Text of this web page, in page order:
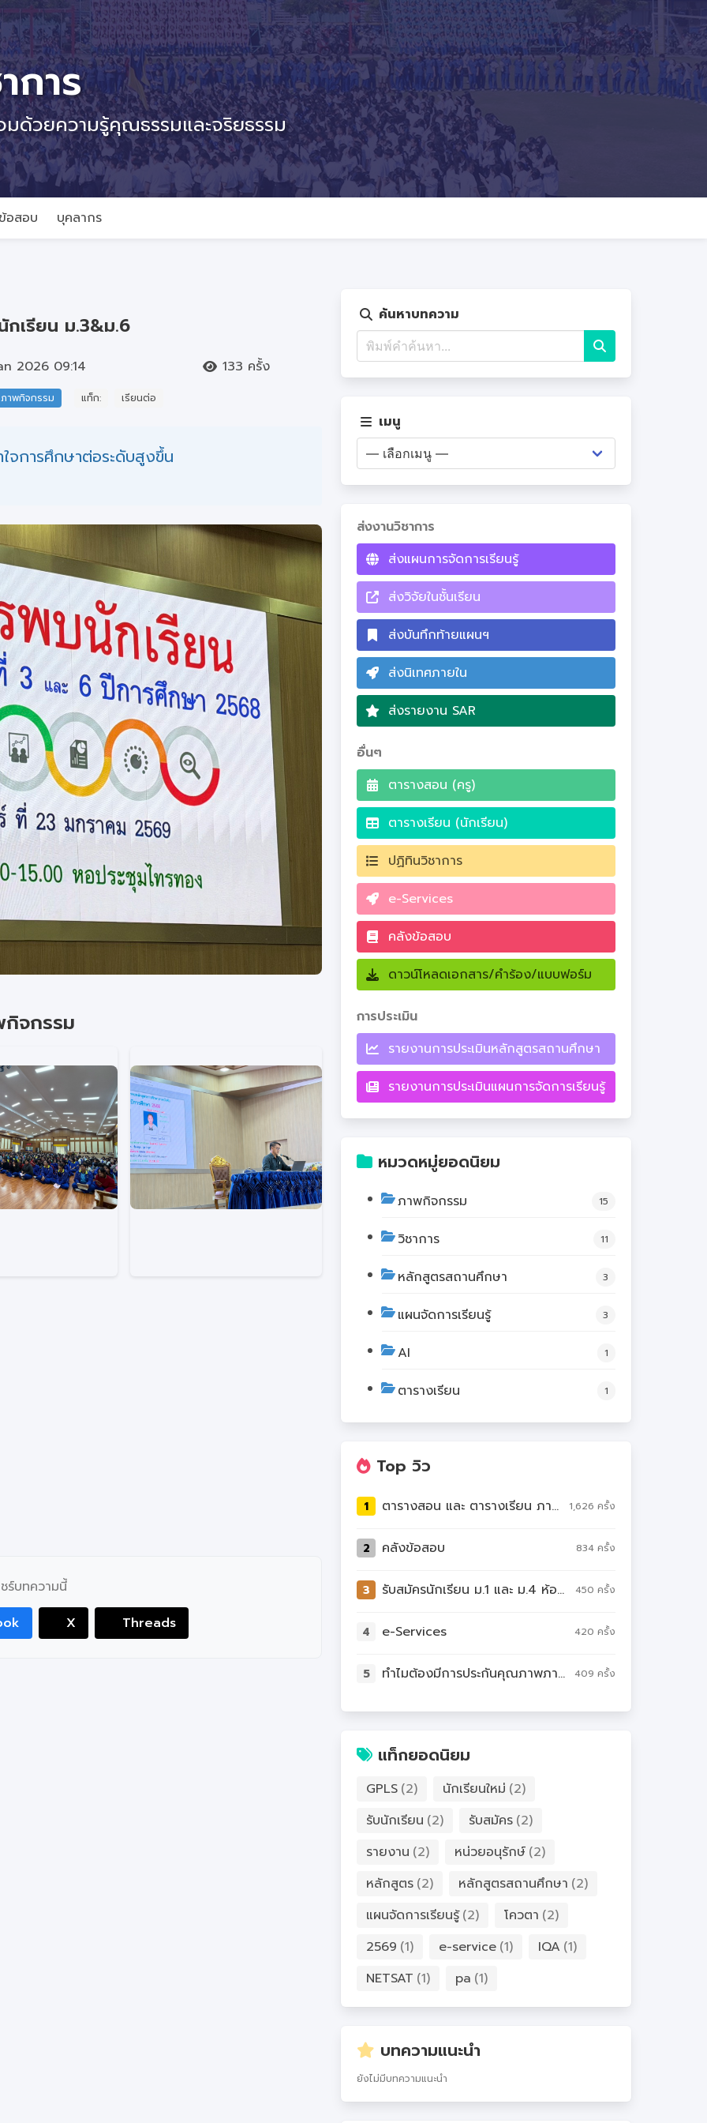
การ
ด้วยความรู้คุณธรรมและจริยธรรม
อสอบ บุคลากร
กเรียน ม.3&ม.6
2026 09:14 133 ครั้ง
ภาพกิจกรรม แท็ก: เรียนต่อ
จการศึกษาต่อระดับสูงขึ้น
จกรรม
ร์บทความนี้
X Threads
ค้นหาบทความ
เมนู
ส่งงานวิชาการ
ส่งแผนการจัดการเรียนรู้
ส่งวิจัยในชั้นเรียน
ส่งบันทึกท้ายแผนฯ
ส่งนิเทศภายใน
ส่งรายงาน SAR
อื่นๆ
ตารางสอน (ครู)
ตารางเรียน (นักเรียน)
ปฏิทินวิชาการ
e-Services
คลังข้อสอบ
ดาวน์โหลดเอกสาร/คำร้อง/แบบฟอร์ม
การประเมิน
รายงานการประเมินหลักสูตรสถานศึกษา
รายงานการประเมินแผนการจัดการเรียนรู้
หมวดหมู่ยอดนิยม
ภาพกิจกรรม 15
วิชาการ 11
หลักสูตรสถานศึกษา 3
แผนจัดการเรียนรู้ 3
AI 1
ตารางเรียน 1
Top วิว
1 ตารางสอน และ ตารางเรียน ภาคเรียนที่ 1 ปีการศึกษา 2569 1,626 ครั้ง
2 คลังข้อสอบ 834 ครั้ง
3 รับสมัครนักเรียน ม.1 และ ม.4 ห้องเรียนพิเศษ ปีการศึกษา 2569 450 ครั้ง
4 e-Services 420 ครั้ง
5 ทำไมต้องมีการประกันคุณภาพภายในสถานศึกษา? 409 ครั้ง
แท็กยอดนิยม
GPLS (2) นักเรียนใหม่ (2)
รับนักเรียน (2) รับสมัคร (2)
รายงาน (2) หน่วยอนุรักษ์ (2)
หลักสูตร (2) หลักสูตรสถานศึกษา (2)
แผนจัดการเรียนรู้ (2) โควตา (2)
2569 (1) e-service (1) IQA (1)
NETSAT (1) pa (1)
บทความแนะนำ
ยังไม่มีบทความแนะนำ